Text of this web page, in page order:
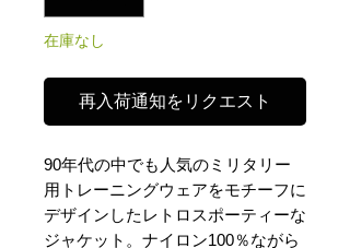
在庫なし
再入荷通知をリクエスト
90年代の中でも人気のミリタリー
用トレーニングウェアをモチーフに
デザインしたレトロスポーティーな
ジャケット。ナイロン100％ながら